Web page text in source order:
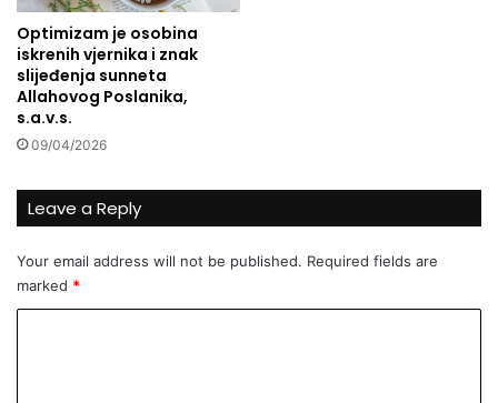
j
e
7
s
v
j
e
h
j
e
p
o
s
l
a
Optimizam je osobina
iskrenih vjernika i znak
slijeđenja sunneta
Allahovog Poslanika,
s.a.v.s.
09/04/2026
Leave a Reply
Your email address will not be published. Required fields are
marked *